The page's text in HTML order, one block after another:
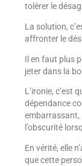
tolérer le
La solution,
affronter le
Il en faut plus
jeter dans la
L’ironie, c’est
dépendance
embarrassant,
l’obscurité
En vérité, elle
que cette